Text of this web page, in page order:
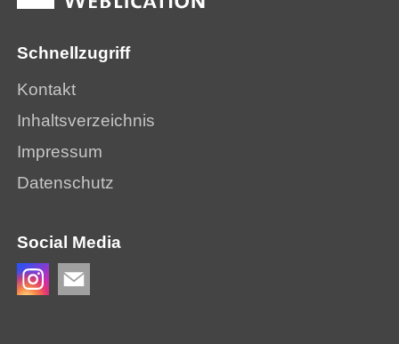
Schnellzugriff
Kontakt
Inhaltsverzeichnis
Impressum
Datenschutz
Social Media